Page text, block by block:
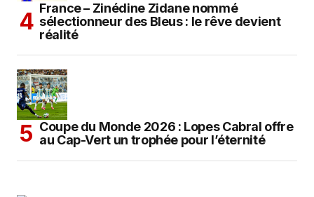
France – Zinédine Zidane nommé
sélectionneur des Bleus : le rêve devient
réalité
Coupe du Monde 2026 : Lopes Cabral offre
au Cap-Vert un trophée pour l’éternité